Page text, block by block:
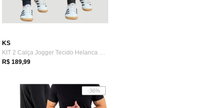
KS
KIT 2 Calça Jogger Tecido Helanca Slim E...
R$ 189,99
-36%